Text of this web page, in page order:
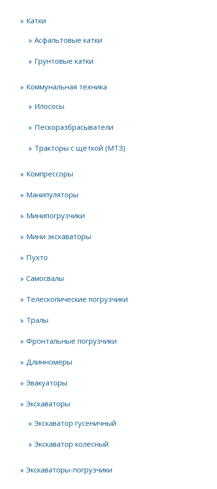
Катки
Асфальтовые катки
Грунтовые катки
Коммунальная техника
Илососы
Пескоразбрасыватели
Тракторы с щёткой (МТЗ)
Компрессоры
Манипуляторы
Минипогрузчики
Мини экскаваторы
Пухто
Самосвалы
Телескопические погрузчики
Тралы
Фронтальные погрузчики
Длинномеры
Эвакуаторы
Экскаваторы
Экскаватор гусеничный
Экскаватор колесный
Экскаваторы-погрузчики